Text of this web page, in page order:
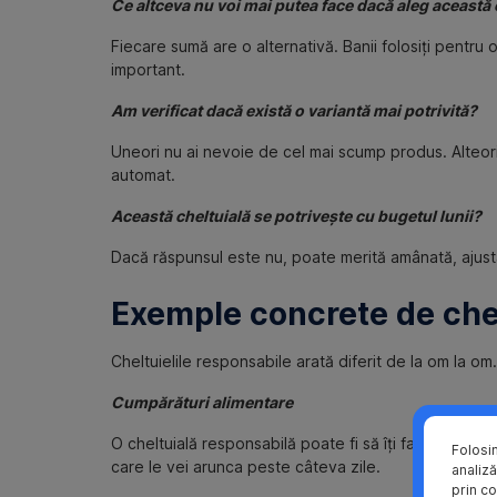
Ce altceva nu voi mai putea face dacă aleg
Fiecare sumă are o alternativă. Banii folosiți
important.
Am verificat dacă există o variantă mai potrivită?
Uneori nu ai nevoie de cel mai scump produs.
automat.
Această cheltuială se potrivește cu bugetul lunii?
Dacă răspunsul este nu, poate merită amânată,
Exemple concrete de
Cheltuielile responsabile arată diferit de la om la
Cumpărături alimentare
O cheltuială responsabilă poate fi să îți faci o listă
care le vei arunca peste câteva zile.
prin